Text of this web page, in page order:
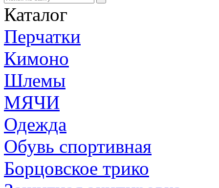
Каталог
Перчатки
Кимоно
Шлемы
МЯЧИ
Одежда
Обувь спортивная
Борцовское трико